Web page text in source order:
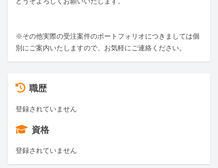
※その他実際の受注案件のポートフォリオにつきましては個
別にご案内いたしますので、お気軽にご連絡ください。
職歴
登録されていません
資格
登録されていません